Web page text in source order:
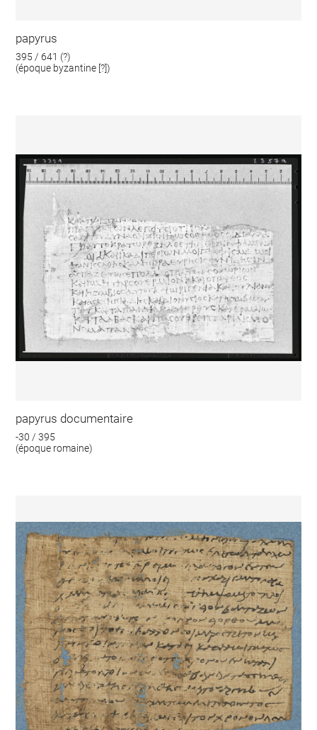
papyrus
395 / 641 (?)
(époque byzantine [?])
papyrus documentaire
-30 / 395
(époque romaine)